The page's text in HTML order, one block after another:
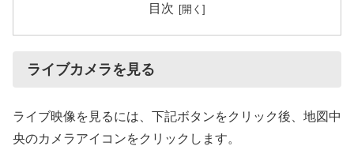
目次
ライブカメラを見る
ライブ映像を見るには、下記ボタンをクリック後、地図中
央のカメラアイコンをクリックします。